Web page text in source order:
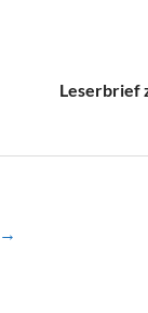
Leserbrief
→